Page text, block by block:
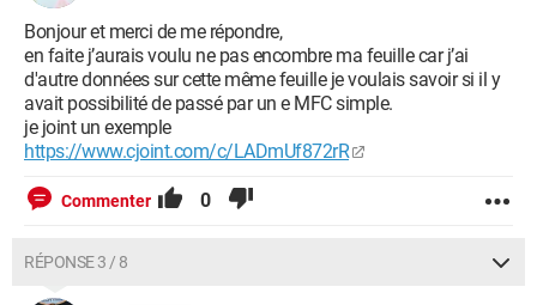
Bonjour et merci de me répondre,
en faite j’aurais voulu ne pas encombre ma feuille car j’ai
d'autre données sur cette même feuille je voulais savoir si il y
avait possibilité de passé par un e MFC simple.
je joint un exemple
https://www.cjoint.com/c/LADmUf872rR
Commenter 0
RÉPONSE 3 / 8